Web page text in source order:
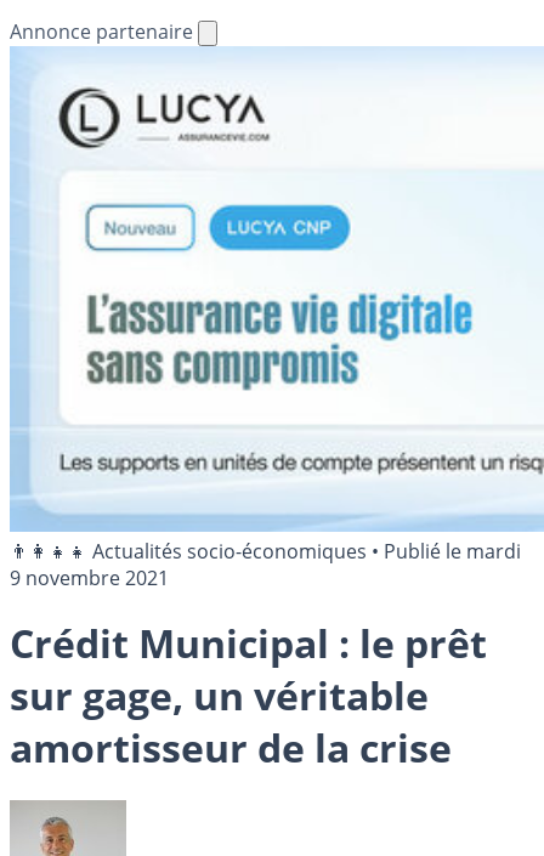
Annonce partenaire
👨‍👩‍👧‍👧 Actualités socio-économiques • Publié le mardi
9 novembre 2021
Crédit Municipal : le prêt
sur gage, un véritable
amortisseur de la crise